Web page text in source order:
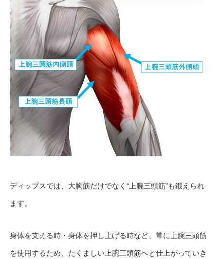
ディップスでは、大胸筋だけでなく“上腕三頭筋”も鍛えられ
ます。
身体を支える時・身体を押し上げる時など、常に上腕三頭筋
を使用するため、たくましい上腕三頭筋へと仕上がっていき